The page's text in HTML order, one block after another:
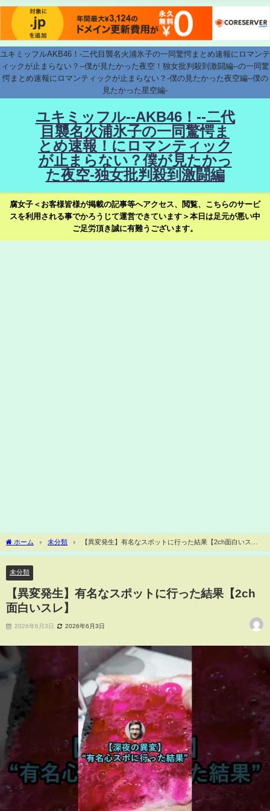
ユキミッフルAKB46！-二代目襲名火浦氷子の一同驚愕まとめ速報にロマンテ
ィックが止まらない？--僕が見たかった夜空！独女批判殺到激闘編--の一同驚
愕まとめ速報にロマンティックが止まらない？-僕の見たかった夜空編--僕の
見たかった星空編-
ユキミッフル--AKB46！--二代
目襲名火浦氷子の一同驚愕ま
とめ速報！にロマンティック
が止まらない？僕が見たかっ
た夜空-独女批判殺到激闘編
腐女子＜お客様皆様が掲載の記事等へアクセス、閲覧、こちらのサービ
スを利用される事でかろうじて運営できています＞本日は足元が悪い中
ご足労頂き誠に有難うございます。
ホーム 未分類
【異変発生】有名なスポットに行った結果【2ch面白いス
レ】
未分類
【異変発生】有名なスポットに行った結果【2ch
面白いスレ】
2026年6月3日 2026年6月3日